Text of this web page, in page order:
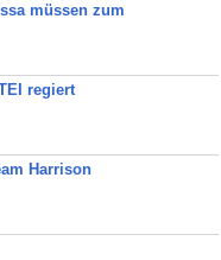
müssen zum
regiert
Harrison